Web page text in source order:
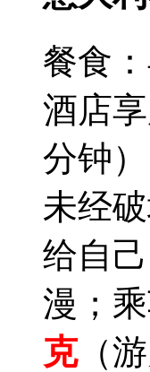
餐食
酒店
分钟
未经
给自
漫；
克（